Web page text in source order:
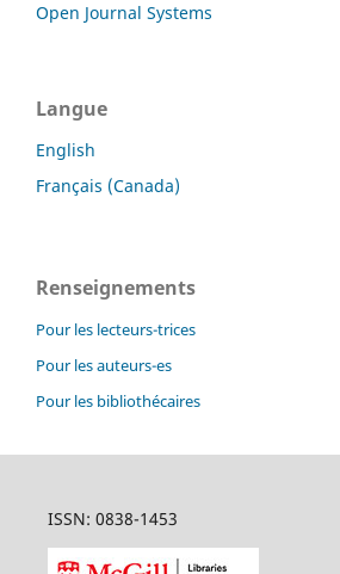
Open Journal Systems
Langue
English
Français (Canada)
Renseignements
Pour les lecteurs-trices
Pour les auteurs-es
Pour les bibliothécaires
ISSN: 0838-1453